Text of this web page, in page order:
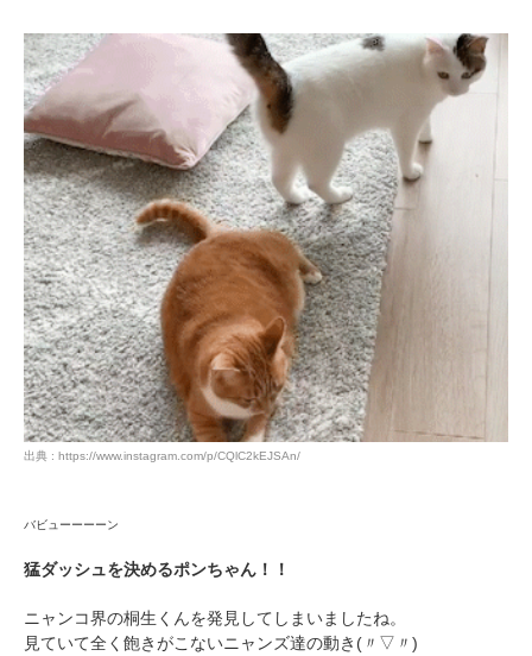
出典 : https://www.instagram.com/p/CQlC2kEJSAn/
バビューーーーン
猛ダッシュを決めるポンちゃん！！
ニャンコ界の桐生くんを発見してしまいましたね。
見ていて全く飽きがこないニャンズ達の動き(〃▽〃)